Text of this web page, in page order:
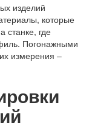
изделий
которые
станке, где
Погонажными
измерения –